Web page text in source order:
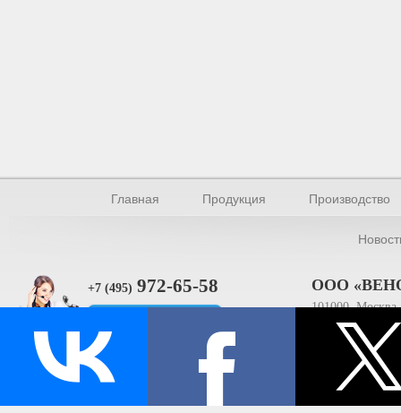
Главная Продукция Производство
+7 (495) 972-65-58 ООО
101000,
ИНН
© Производство уплотнителей и профилей 2026.
Все права защищены.